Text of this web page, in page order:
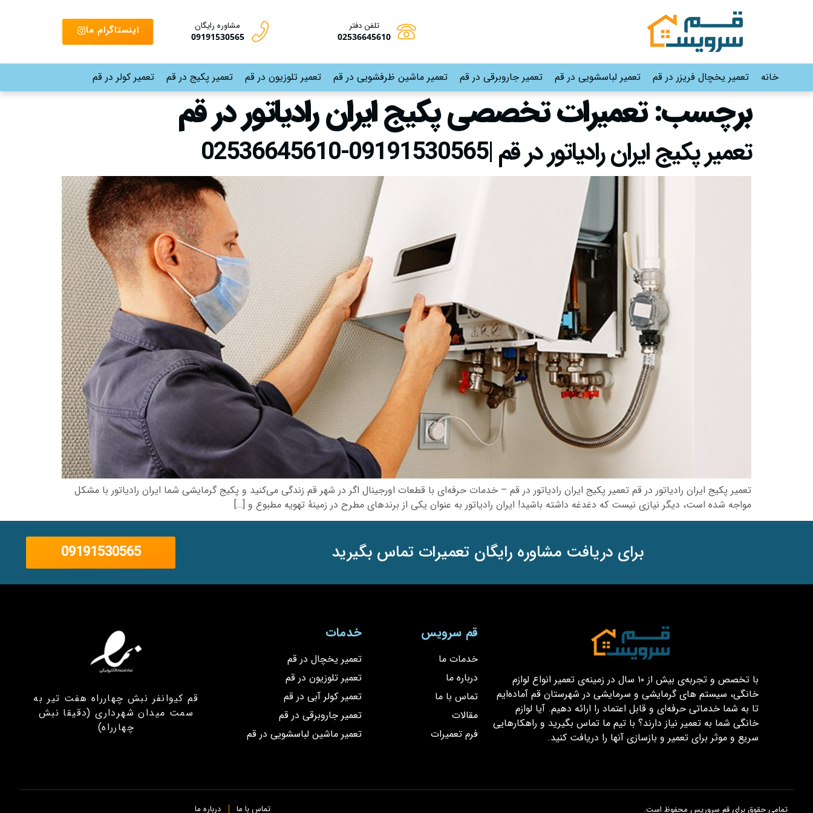
تلفن دفتر
02536645610
مشاوره رایگان
09191530565 اینستاگرام ما
خانه تعمیر یخچال فریزر در قم تعمیر لباسشویی در قم تعمیر جاروبرقی در قم تعمیر ماشین ظرفشویی در قم تعمیر تلوزیون در قم تعمیر پکیج در قم تعمیر کولر در قم
برچسب:تعمیرات تخصصی پکیج ایران رادیاتور در قم
تعمیر پکیج ایران رادیاتور در قم |09191530565-02536645610
تعمیر پکیج ایران رادیاتور در قم تعمیر پکیج ایران رادیاتور در قم – خدمات حرفه‌ای با قطعات اورجینال اگر در شهر قم زندگی می‌کنید و پکیج گرمایشی شما ایران رادیاتور با مشکل
مواجه شده است، دیگر نیازی نیست که دغدغه داشته باشید! ایران رادیاتور به عنوان یکی از برندهای مطرح در زمینهٔ تهویه مطبوع و […]
برای دریافت مشاوره رایگان تعمیرات تماس بگیرید 09191530565
با تخصص و تجربه‌ی بیش از ۱۰ سال در زمینه‌ی تعمیر انواع لوازم
خانگی، سیستم های گرمایشی و سرمایشی در شهرستان قم آماده‌ایم
تا به شما خدماتی حرفه‌ای و قابل اعتماد را ارائه دهیم. آیا لوازم
خانگی شما به تعمیر نیاز دارند؟ با تیم ما تماس بگیرید و راهکارهایی
سریع و موثر برای تعمیر و بازسازی آنها را دریافت کنید.
قم سرویس
خدمات ما
درباره ما
تماس با ما
مقالات
فرم تعمیرات
خدمات
تعمیر یخچال در قم
تعمیر تلوزیون در قم
تعمیر کولر آبی در قم
تعمیر جاروبرقی در قم
تعمیر ماشین لباسشویی در قم
قم کیوانفر نبش چهارراه هفت تیر به
سمت میدان شهرداری (دقیقا نبش
چهارراه)
تمامی حقوق برای قم سروریس محفوظ است. تماس با ما درباره ما